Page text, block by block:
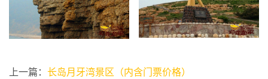
上一篇： 长岛月牙湾景区（内含门票价格）